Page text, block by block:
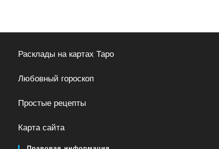
Расклады на картах Таро
Любовный гороскоп
Простые рецепты
Карта сайта